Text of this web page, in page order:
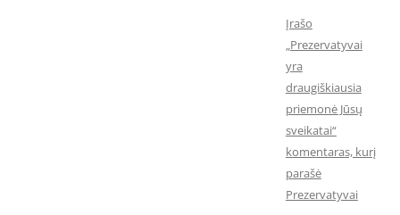
Įrašo
„Prezervatyvai
yra
draugiškiausia
priemonė Jūsų
sveikatai“
komentaras, kurį
parašė
Prezervatyvai